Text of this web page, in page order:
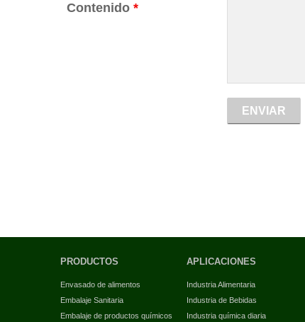
Contenido *
PRODUCTOS
Envasado de alimentos
Embalaje Sanitaria
Embalaje de productos químicos
APLICACIONES
Industria Alimentaria
Industria de Bebidas
Industria química diaria